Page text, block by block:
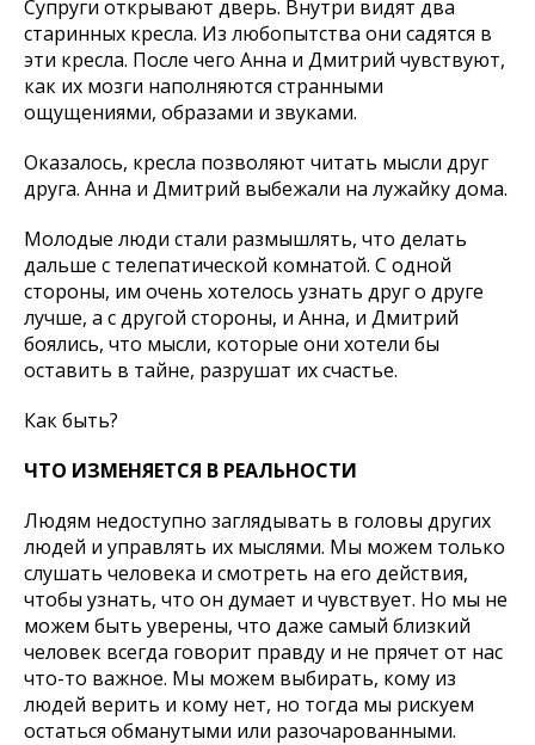
Супруги открывают дверь. Внутри видят два
старинных кресла. Из любопытства они садятся в
эти кресла. После чего Анна и Дмитрий чувствуют,
как их мозги наполняются странными
ощущениями, образами и звуками.
Оказалось, кресла позволяют читать мысли друг
друга. Анна и Дмитрий выбежали на лужайку дома.
Молодые люди стали размышлять, что делать
дальше с телепатической комнатой. С одной
стороны, им очень хотелось узнать друг о друге
лучше, а с другой стороны, и Анна, и Дмитрий
боялись, что мысли, которые они хотели бы
оставить в тайне, разрушат их счастье.
Как быть?
ЧТО ИЗМЕНЯЕТСЯ В РЕАЛЬНОСТИ
Людям недоступно заглядывать в головы других
людей и управлять их мыслями. Мы можем только
слушать человека и смотреть на его действия,
чтобы узнать, что он думает и чувствует. Но мы не
можем быть уверены, что даже самый близкий
человек всегда говорит правду и не прячет от нас
что-то важное. Мы можем выбирать, кому из
людей верить и кому нет, но тогда мы рискуем
остаться обманутыми или разочарованными.